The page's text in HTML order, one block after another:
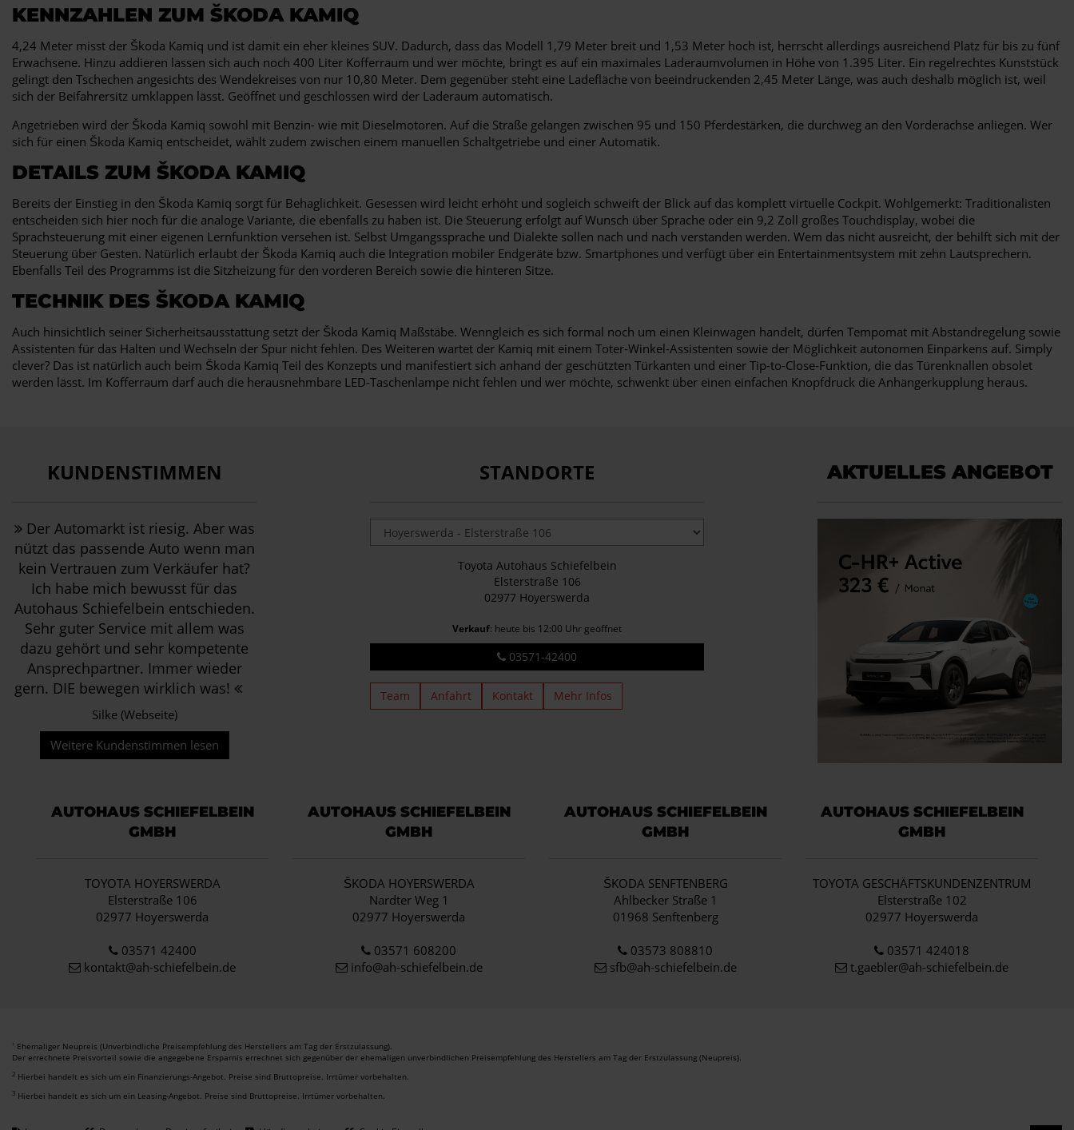
KENNZAHLEN ZUM ŠKODA KAMIQ
4,24 Meter misst der Škoda Kamiq und ist damit ein eher kleines SUV. Dadurch, dass das Modell 1,79 Meter breit und 1,53 Meter hoch ist, herrscht allerdings ausreichend Platz für bis zu fünf
Erwachsene. Hinzu addieren lassen sich auch noch 400 Liter Kofferraum und wer möchte, bringt es auf ein maximales Laderaumvolumen in Höhe von 1.395 Liter. Ein regelrechtes Kunststück
gelingt den Tschechen angesichts des Wendekreises von nur 10,80 Meter. Dem gegenüber steht eine Ladefläche von beeindruckenden 2,45 Meter Länge, was auch deshalb möglich ist, weil
sich der Beifahrersitz umklappen lässt. Geöffnet und geschlossen wird der Laderaum automatisch.
Angetrieben wird der Škoda Kamiq sowohl mit Benzin- wie mit Dieselmotoren. Auf die Straße gelangen zwischen 95 und 150 Pferdestärken, die durchweg an den Vorderachse anliegen. Wer
sich für einen Škoda Kamiq entscheidet, wählt zudem zwischen einem manuellen Schaltgetriebe und einer Automatik.
DETAILS ZUM ŠKODA KAMIQ
Bereits der Einstieg in den Škoda Kamiq sorgt für Behaglichkeit. Gesessen wird leicht erhöht und sogleich schweift der Blick auf das komplett virtuelle Cockpit. Wohlgemerkt: Traditionalisten
entscheiden sich hier noch für die analoge Variante, die ebenfalls zu haben ist. Die Steuerung erfolgt auf Wunsch über Sprache oder ein 9,2 Zoll großes Touchdisplay, wobei die
Sprachsteuerung mit einer eigenen Lernfunktion versehen ist. Selbst Umgangssprache und Dialekte sollen nach und nach verstanden werden. Wem das nicht ausreicht, der behilft sich mit der
Steuerung über Gesten. Natürlich erlaubt der Škoda Kamiq auch die Integration mobiler Endgeräte bzw. Smartphones und verfügt über ein Entertainmentsystem mit zehn Lautsprechern.
Ebenfalls Teil des Programms ist die Sitzheizung für den vorderen Bereich sowie die hinteren Sitze.
TECHNIK DES ŠKODA KAMIQ
Auch hinsichtlich seiner Sicherheitsausstattung setzt der Škoda Kamiq Maßstäbe. Wenngleich es sich formal noch um einen Kleinwagen handelt, dürfen Tempomat mit Abstandregelung sowie
Assistenten für das Halten und Wechseln der Spur nicht fehlen. Des Weiteren wartet der Kamiq mit einem Toter-Winkel-Assistenten sowie der Möglichkeit autonomen Einparkens auf. Simply
clever? Das ist natürlich auch beim Škoda Kamiq Teil des Konzepts und manifestiert sich anhand der geschützten Türkanten und einer Tip-to-Close-Funktion, die das Türenknallen obsolet
werden lässt. Im Kofferraum darf auch die herausnehmbare LED-Taschenlampe nicht fehlen und wer möchte, schwenkt über einen einfachen Knopfdruck die Anhängerkupplung heraus.
KUNDENSTIMMEN
Der Automarkt ist riesig. Aber was
nützt das passende Auto wenn man
kein Vertrauen zum Verkäufer hat?
Ich habe mich bewusst für das
Autohaus Schiefelbein entschieden.
Sehr guter Service mit allem was
dazu gehört und sehr kompetente
Ansprechpartner. Immer wieder
gern. DIE bewegen wirklich was!
Silke (Webseite)
Weitere Kundenstimmen lesen
STANDORTE
Toyota Autohaus Schiefelbein
Elsterstraße 106
02977 Hoyerswerda
Verkauf: heute bis 12:00 Uhr geöffnet
03571-42400
Team Anfahrt Kontakt Mehr Infos
AKTUELLES ANGEBOT
AUTOHAUS SCHIEFELBEIN
GMBH
TOYOTA HOYERSWERDA
Elsterstraße 106
02977 Hoyerswerda
03571 42400
kontakt@ah-schiefelbein.de
AUTOHAUS SCHIEFELBEIN
GMBH
ŠKODA HOYERSWERDA
Nardter Weg 1
02977 Hoyerswerda
03571 608200
info@ah-schiefelbein.de
AUTOHAUS SCHIEFELBEIN
GMBH
ŠKODA SENFTENBERG
Ahlbecker Straße 1
01968 Senftenberg
03573 808810
sfb@ah-schiefelbein.de
AUTOHAUS SCHIEFELBEIN
GMBH
TOYOTA GESCHÄFTSKUNDENZENTRUM
Elsterstraße 102
02977 Hoyerswerda
03571 424018
t.gaebler@ah-schiefelbein.de
1 Ehemaliger Neupreis (Unverbindliche Preisempfehlung des Herstellers am Tag der Erstzulassung).
Der errechnete Preisvorteil sowie die angegebene Ersparnis errechnet sich gegenüber der ehemaligen unverbindlichen Preisempfehlung des Herstellers am Tag der Erstzulassung (Neupreis).
2 Hierbei handelt es sich um ein Finanzierungs-Angebot. Preise sind Bruttopreise. Irrtümer vorbehalten.
3 Hierbei handelt es sich um ein Leasing-Angebot. Preise sind Bruttopreise. Irrtümer vorbehalten.